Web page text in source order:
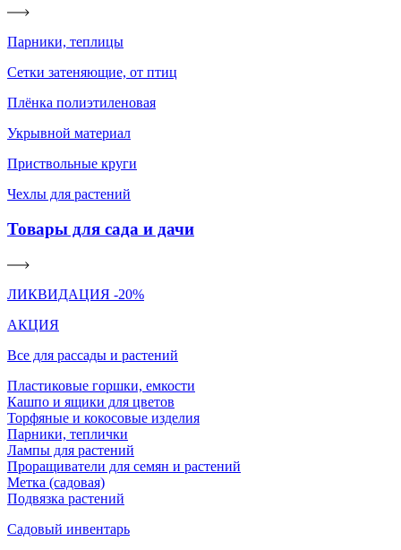
Парники, теплицы
Сетки затеняющие, от птиц
Плёнка полиэтиленовая
Укрывной материал
Приствольные круги
Чехлы для растений
Товары для сада и дачи
ЛИКВИДАЦИЯ -20%
АКЦИЯ
Все для рассады и растений
Пластиковые горшки, емкости
Кашпо и ящики для цветов
Торфяные и кокосовые изделия
Парники, теплички
Лампы для растений
Проращиватели для семян и растений
Метка (садовая)
Подвязка растений
Садовый инвентарь